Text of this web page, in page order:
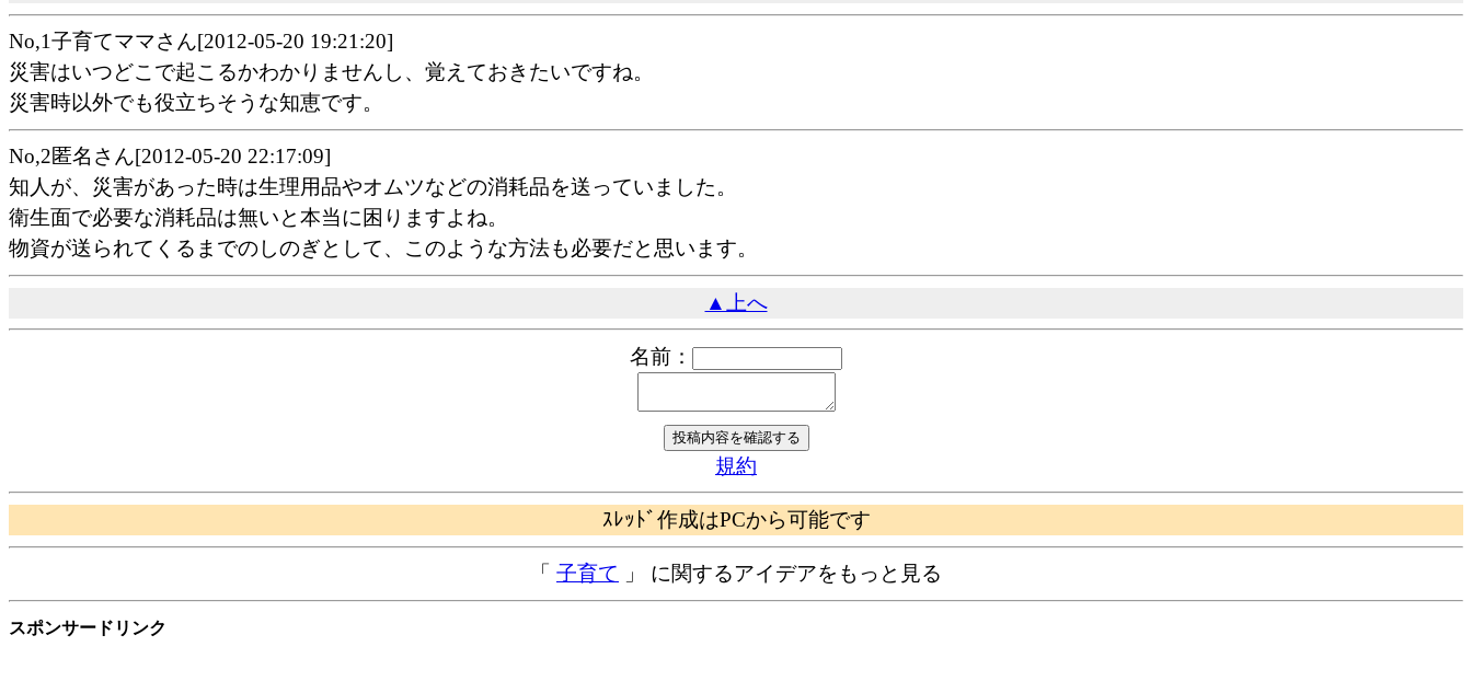
No,1子育てママさん[2012-05-20 19:21:20]
災害はいつどこで起こるかわかりませんし、覚えておきたいですね。
災害時以外でも役立ちそうな知恵です。
No,2匿名さん[2012-05-20 22:17:09]
知人が、災害があった時は生理用品やオムツなどの消耗品を送っていました。
衛生面で必要な消耗品は無いと本当に困りますよね。
物資が送られてくるまでのしのぎとして、このような方法も必要だと思います。
▲上へ
名前：
規約
ｽﾚｯﾄﾞ作成はPCから可能です
「 子育て 」 に関するアイデアをもっと見る
スポンサードリンク